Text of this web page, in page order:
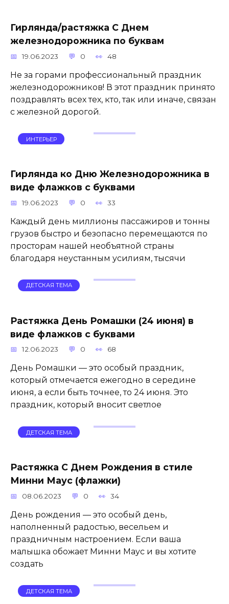
Гирлянда/растяжка С Днем
железнодорожника по буквам
19.06.2023 0 48
Не за горами профессиональный праздник
железнодорожников! В этот праздник принято
поздравлять всех тех, кто, так или иначе, связан
с железной дорогой.
ИНТЕРЬЕР
Гирлянда ко Дню Железнодорожника в
виде флажков с буквами
19.06.2023 0 33
Каждый день миллионы пассажиров и тонны
грузов быстро и безопасно перемещаются по
просторам нашей необъятной страны
благодаря неустанным усилиям, тысячи
ДЕТСКАЯ ТЕМА
Растяжка День Ромашки (24 июня) в
виде флажков с буквами
12.06.2023 0 68
День Ромашки — это особый праздник,
который отмечается ежегодно в середине
июня, а если быть точнее, то 24 июня. Это
праздник, который вносит светлое
ДЕТСКАЯ ТЕМА
Растяжка С Днем Рождения в стиле
Минни Маус (флажки)
08.06.2023 0 34
День рождения — это особый день,
наполненный радостью, весельем и
праздничным настроением. Если ваша
малышка обожает Минни Маус и вы хотите
создать
ДЕТСКАЯ ТЕМА